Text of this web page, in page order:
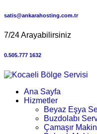
satis@ankarahosting.com.tr
7/24 Arayabilirsiniz
0.505.777 1632
Ana Sayfa
Hizmetler
Beyaz Eşya
Buzdolabı
Çamaşır